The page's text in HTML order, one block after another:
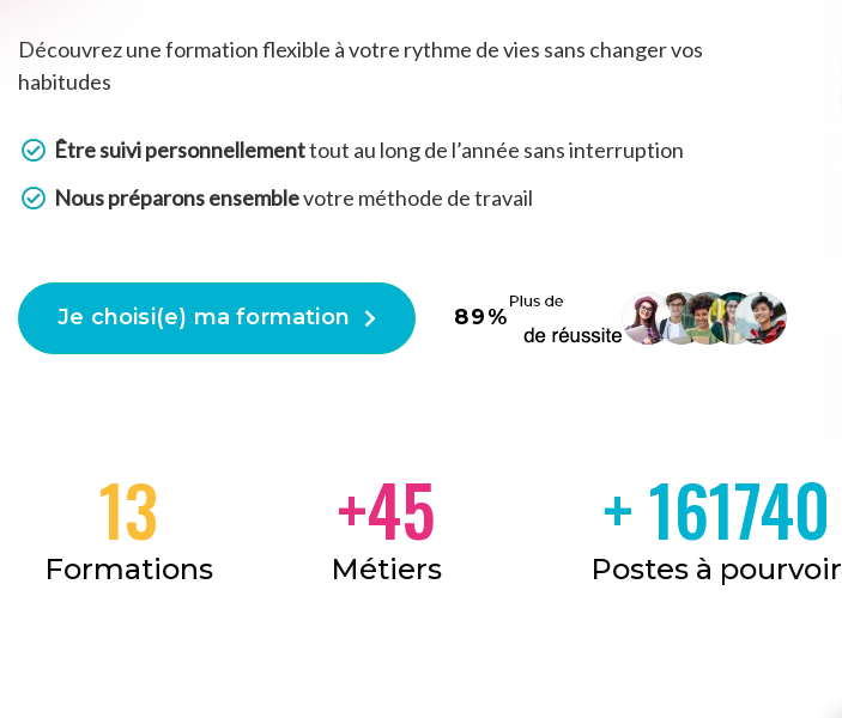
Découvrez une formation flexible à votre rythme de vies sans changer vos
habitudes
Être suivi personnellementtout au long de l’année sans interruption
Nous préparons ensemblevotre méthode de travail
Je choisi(e) ma formation 89%
13
Formations
+45
Métiers
+162905
Postes à pourvoir